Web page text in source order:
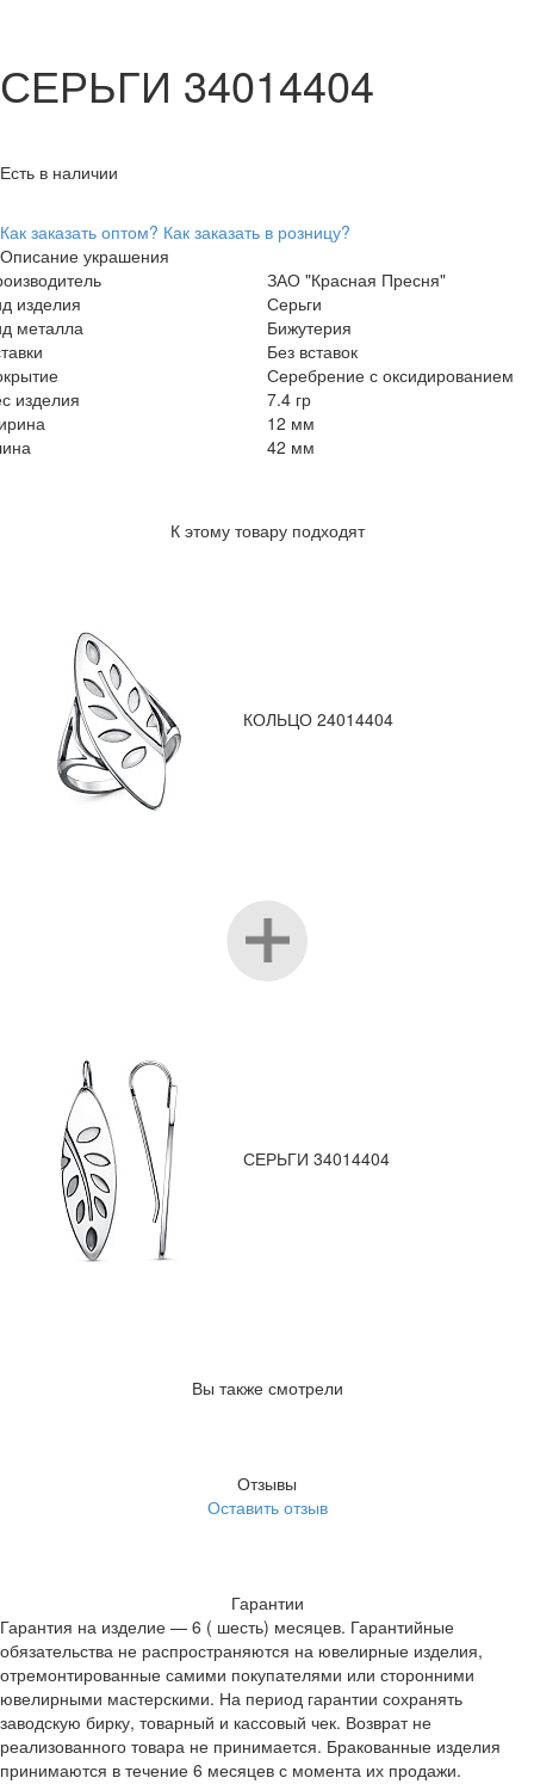
СЕРЬГИ 34014404
Есть в наличии
Как заказать оптом? Как заказать в розницу?
Описание украшения
ЗАО "Красная Пресня"
изделия
Серьги
металла
Бижутерия
Без вставок
Серебрение с оксидированием
изделия
7.4 гр
12 мм
42 мм
К этому товару подходят
КОЛЬЦО 24014404
СЕРЬГИ 34014404
Вы также смотрели
Отзывы
Оставить отзыв
Гарантии
Гарантия на изделие — 6 ( шесть) месяцев. Гарантийные
обязательства не распространяются на ювелирные изделия,
отремонтированные самими покупателями или сторонними
ювелирными мастерскими. На период гарантии сохранять
заводскую бирку, товарный и кассовый чек. Возврат не
реализованного товара не принимается. Бракованные изделия
принимаются в течение 6 месяцев с момента их продажи.